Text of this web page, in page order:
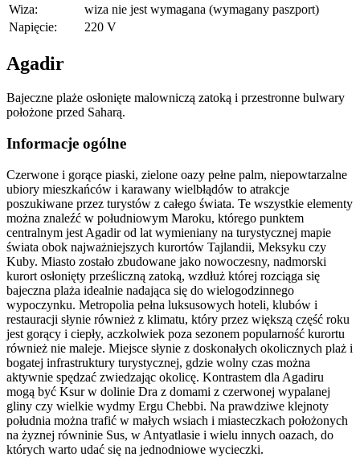
Wiza:
wiza nie jest wymagana (wymagany paszport)
Napięcie:
220 V
Agadir
Bajeczne plaże osłonięte malowniczą zatoką i przestronne bulwary
położone przed Saharą.
Informacje ogólne
Czerwone i gorące piaski, zielone oazy pełne palm, niepowtarzalne
ubiory mieszkańców i karawany wielbłądów to atrakcje
poszukiwane przez turystów z całego świata. Te wszystkie elementy
można znaleźć w południowym Maroku, którego punktem
centralnym jest Agadir od lat wymieniany na turystycznej mapie
świata obok najważniejszych kurortów Tajlandii, Meksyku czy
Kuby. Miasto zostało zbudowane jako nowoczesny, nadmorski
kurort osłonięty prześliczną zatoką, wzdłuż której rozciąga się
bajeczna plaża idealnie nadająca się do wielogodzinnego
wypoczynku. Metropolia pełna luksusowych hoteli, klubów i
restauracji słynie również z klimatu, który przez większą część roku
jest gorący i ciepły, aczkolwiek poza sezonem popularność kurortu
również nie maleje. Miejsce słynie z doskonałych okolicznych plaż i
bogatej infrastruktury turystycznej, gdzie wolny czas można
aktywnie spędzać zwiedzając okolicę. Kontrastem dla Agadiru
mogą być Ksur w dolinie Dra z domami z czerwonej wypalanej
gliny czy wielkie wydmy Ergu Chebbi. Na prawdziwe klejnoty
południa można trafić w małych wsiach i miasteczkach położonych
na żyznej równinie Sus, w Antyatlasie i wielu innych oazach, do
których warto udać się na jednodniowe wycieczki.